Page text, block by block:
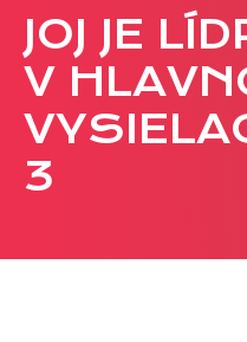
PRODUKCIA
REKLAMA
Viac o reklamných
Obchodné podmienky
JOJ JE
V
3